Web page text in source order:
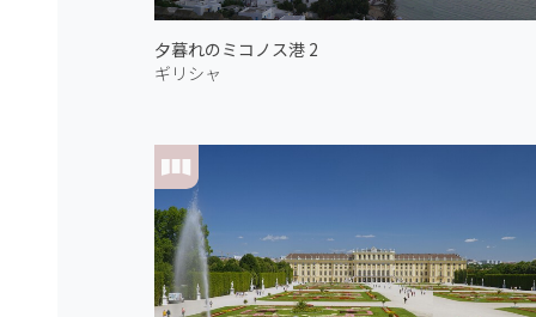
夕暮れのミコノス港 2
ギリシャ